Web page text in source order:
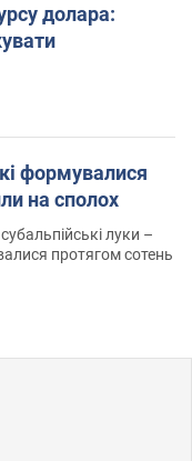
долара:
формувалися
на сполох
луки –
протягом сотень